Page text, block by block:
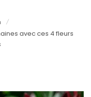
avec ces 4 fleurs